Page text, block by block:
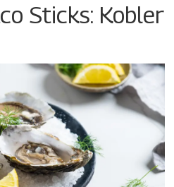
Sticks: Kobler